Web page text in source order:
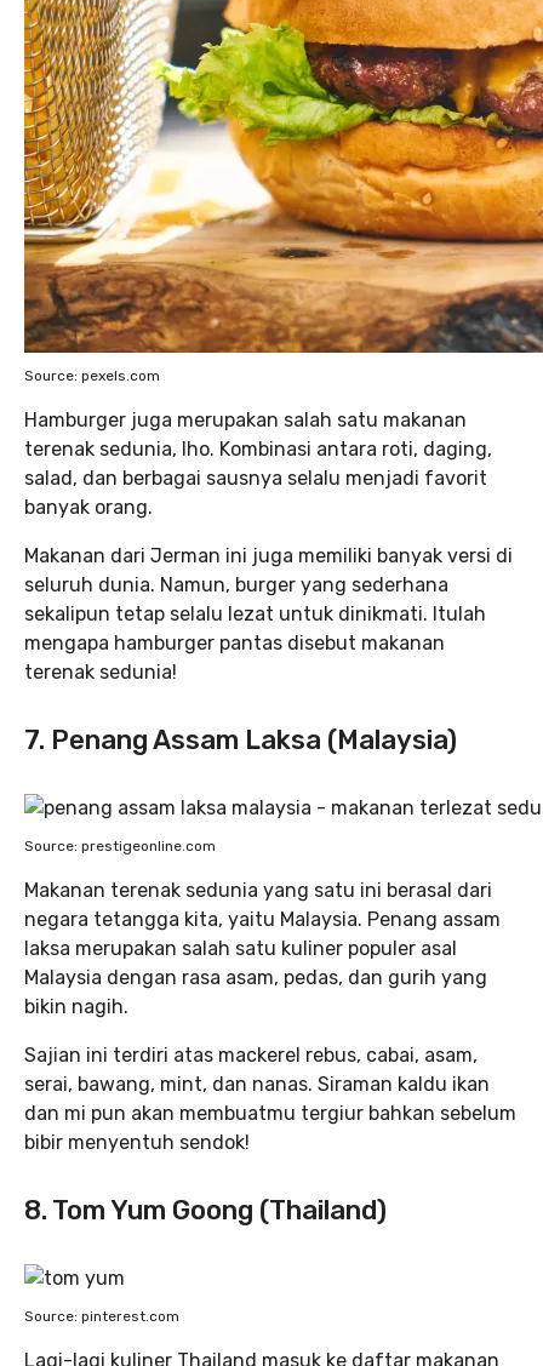
Source: pexels.com
Hamburger juga merupakan salah satu makanan
terenak sedunia, lho. Kombinasi antara roti, daging,
salad, dan berbagai sausnya selalu menjadi favorit
banyak orang.
Makanan dari Jerman ini juga memiliki banyak versi di
seluruh dunia. Namun, burger yang sederhana
sekalipun tetap selalu lezat untuk dinikmati. Itulah
mengapa hamburger pantas disebut makanan
terenak sedunia!
7. Penang Assam Laksa (Malaysia)
Source: prestigeonline.com
Makanan terenak sedunia yang satu ini berasal dari
negara tetangga kita, yaitu Malaysia. Penang assam
laksa merupakan salah satu kuliner populer asal
Malaysia dengan rasa asam, pedas, dan gurih yang
bikin nagih.
Sajian ini terdiri atas mackerel rebus, cabai, asam,
serai, bawang, mint, dan nanas. Siraman kaldu ikan
dan mi pun akan membuatmu tergiur bahkan sebelum
bibir menyentuh sendok!
8. Tom Yum Goong (Thailand)
Source: pinterest.com
Lagi-lagi kuliner Thailand masuk ke daftar makanan